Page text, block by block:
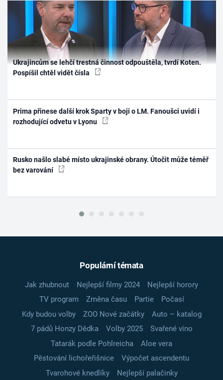
Ukrajincům se lehčí trestná činnost odpouštěla, tvrdí Koten.
Pospíšil chtěl vidět čísla
Prima přinese další krok Sparty v boji o LM. Fanoušci uvidí i
rozhodující odvetu v Lyonu
Rusko našlo slabé místo ukrajinské obrany. Útočit může téměř
bez varování
Populární témata
Jak zhubnout Nejlepší filmy 2024
Nejlepší horory
TV program
Změna času Partie
Počasí
Kdy budou volby
ZOO Nové začátky
Auto – katalog
7 pádů Honzy Dědka
Volby 2025
Svařené víno
Tatarák podle Pohlreicha
Aloe vera
Pěstování lichořeřišnice
Výpočet ascendentu
Tvarohové knedlíky
Nejlepší palačinky